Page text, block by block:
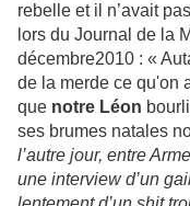
rebelle et il n’avait
lors du Journal de la
décembre2010 : «
de la merde ce qu'on
que notre Léon
ses brumes natales
l’autre jour, entre
une interview d’un